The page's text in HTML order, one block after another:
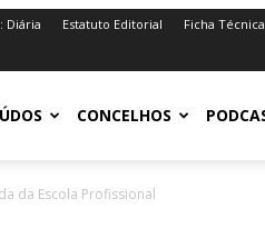
Diária Estatuto Editorial Ficha Técnica
CONCELHOS
da Escola Profissional